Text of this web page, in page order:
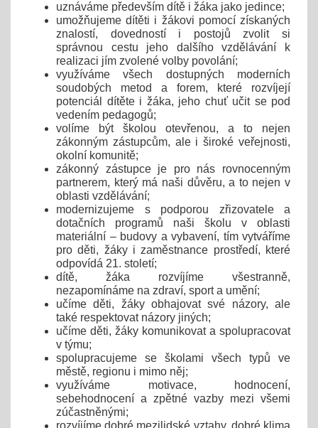
uznáváme především dítě i žáka jako jedince;
umožňujeme dítěti i žákovi pomocí získaných
znalostí, dovedností i postojů zvolit si
správnou cestu jeho dalšího vzdělávání k
realizaci jím zvolené volby povolání;
využíváme všech dostupných moderních
soudobých metod a forem, které rozvíjejí
potenciál dítěte i žáka, jeho chuť učit se pod
vedením pedagogů;
volíme být školou otevřenou, a to nejen
zákonným zástupcům, ale i široké veřejnosti,
okolní komunitě;
zákonný zástupce je pro nás rovnocenným
partnerem, který má naši důvěru, a to nejen v
oblasti vzdělávání;
modernizujeme s podporou zřizovatele a
dotačních programů naši školu v oblasti
materiální – budovy a vybavení, tím vytváříme
pro děti, žáky i zaměstnance prostředí, které
odpovídá 21. století;
dítě, žáka rozvíjíme všestranně,
nezapomínáme na zdraví, sport a umění;
učíme děti, žáky obhajovat své názory, ale
také respektovat názory jiných;
učíme děti, žáky komunikovat a spolupracovat
v týmu;
spolupracujeme se školami všech typů ve
městě, regionu i mimo něj;
využíváme motivace, hodnocení,
sebehodnocení a zpětné vazby mezi všemi
zúčastněnými;